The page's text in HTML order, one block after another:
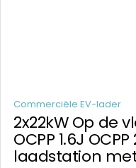
Commerciële EV-lader
2x22kW Op de
OCPP 1.6J
laadstation